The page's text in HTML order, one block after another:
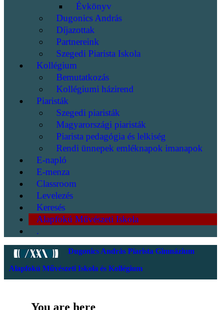
Évkönyv
Dugonics András
Díjazottak
Partnereink
Szegedi Piarista Iskola
Kollégium
Bemutatkozás
Kollégiumi házirend
Piaristák
Szegedi piaristák
Magyarországi piaristák
Piarista pedagógia és lelkiség
Rendi ünnepek emléknapok imanapok
E-napló
E-menza
Classroom
Levelezés
Keresés
Alapfokú Művészeti Iskola
.
Dugonics András Piarista Gimnázium
Alapfokú Művészeti Iskola és Kollégium
You are here